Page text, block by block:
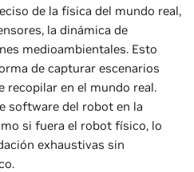
de la física del mundo real,
la dinámica de
medioambientales. Esto
de capturar escenarios
recopilar en el mundo real.
software del robot en la
si fuera el robot físico, lo
exhaustivas sin